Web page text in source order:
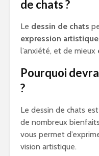
de chats ?
Le dessin de chats
expression artistique
l’anxiété, et de mieux
Pourquoi
?
Le dessin de chats
de nombreux
vous permet
vision artistique.